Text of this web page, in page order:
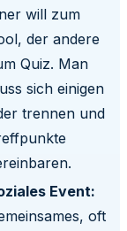
will zum
der andere
Quiz. Man
sich einigen
trennen und
Event:
oft